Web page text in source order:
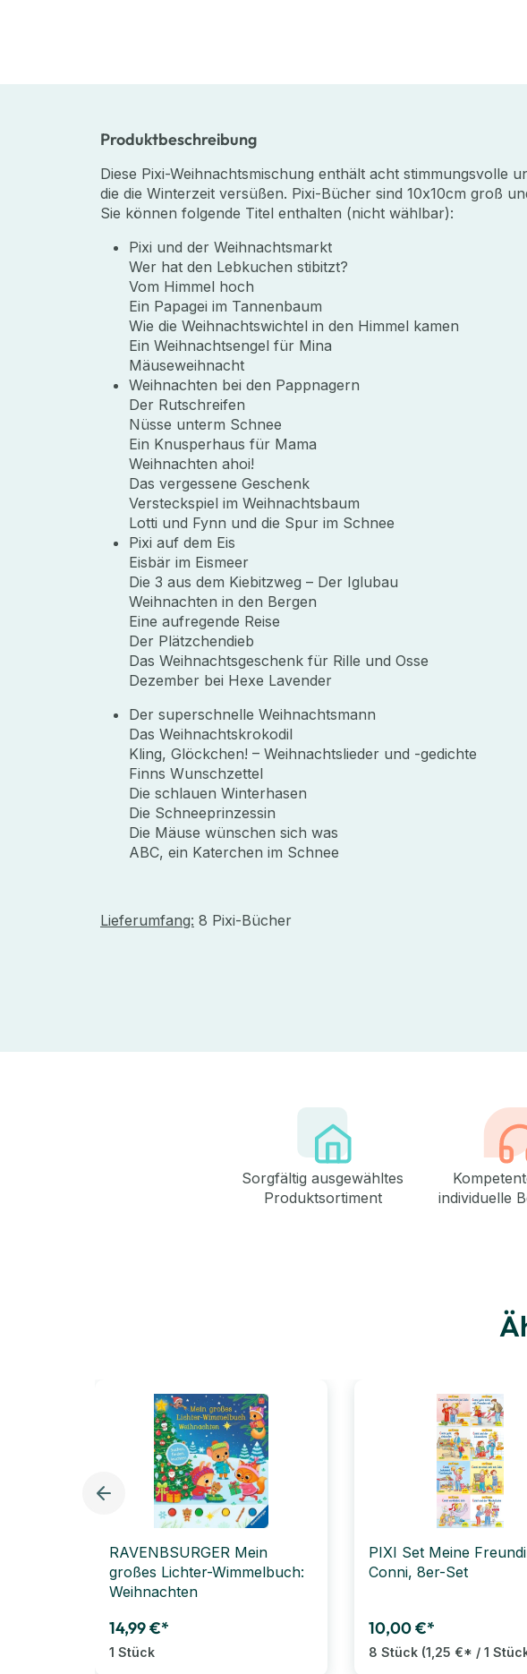
Produktbeschreibung
Diese Pixi-Weihnachtsmischung enthält acht stimmungsvolle
die die Winterzeit versüßen. Pixi-Bücher sind 10x10cm groß
Sie können folgende Titel enthalten (nicht wählbar):
Pixi und der Weihnachtsmarkt
Wer hat den Lebkuchen stibitzt?
Vom Himmel hoch
Ein Papagei im Tannenbaum
Wie die Weihnachtswichtel in den Himmel kamen
Ein Weihnachtsengel für Mina
Mäuseweihnacht
Weihnachten bei den Pappnagern
Der Rutschreifen
Nüsse unterm Schnee
Ein Knusperhaus für Mama
Weihnachten ahoi!
Das vergessene Geschenk
Versteckspiel im Weihnachtsbaum
Lotti und Fynn und die Spur im Schnee
Pixi auf dem Eis
Eisbär im Eismeer
Die 3 aus dem Kiebitzweg – Der Iglubau
Weihnachten in den Bergen
Eine aufregende Reise
Der Plätzchendieb
Das Weihnachtsgeschenk für Rille und Osse
Dezember bei Hexe Lavender
Der superschnelle Weihnachtsmann
Das Weihnachtskrokodil
Kling, Glöckchen! – Weihnachtslieder und -gedichte
Finns Wunschzettel
Die schlauen Winterhasen
Die Schneeprinzessin
Die Mäuse wünschen sich was
ABC, ein Katerchen im Schnee
Lieferumfang: 8 Pixi-Bücher
Sorgfältig ausgewähltes
Produktsortiment
individuelle
RAVENBSURGER Mein
großes Lichter-Wimmelbuch:
Weihnachten
14,99 €*
1 Stück
PIXI Set Meine
Conni, 8er-Set
10,00 €*
8 Stück (1,25 €* / 1